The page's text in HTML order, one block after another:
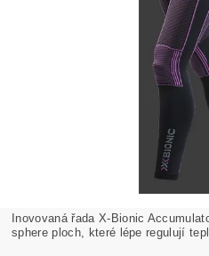
Inovovaná řada X-Bionic
sphere ploch, které lépe regulují